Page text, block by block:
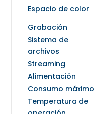
Espacio de color
Grabación
Sistema de
archivos
Streaming
Alimentación
Consumo máximo
Temperatura de